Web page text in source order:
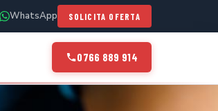
WhatsApp SOLICITA OFERTA
0766 889 914